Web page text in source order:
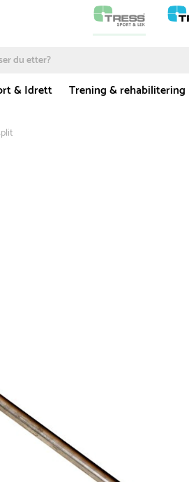
& Idrett Trening & rehabilitering